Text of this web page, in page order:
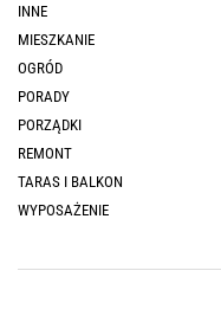
INNE
MIESZKANIE
OGRÓD
PORADY
PORZĄDKI
REMONT
TARAS I BALKON
WYPOSAŻENIE